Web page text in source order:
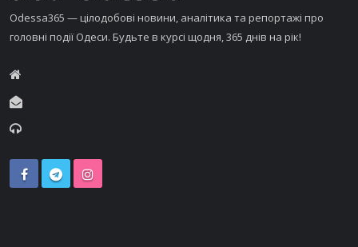
Odessa365 — цілодобові новини, аналітика та репортажі про
головні події Одеси. Будьте в курсі щодня, 365 днів на рік!